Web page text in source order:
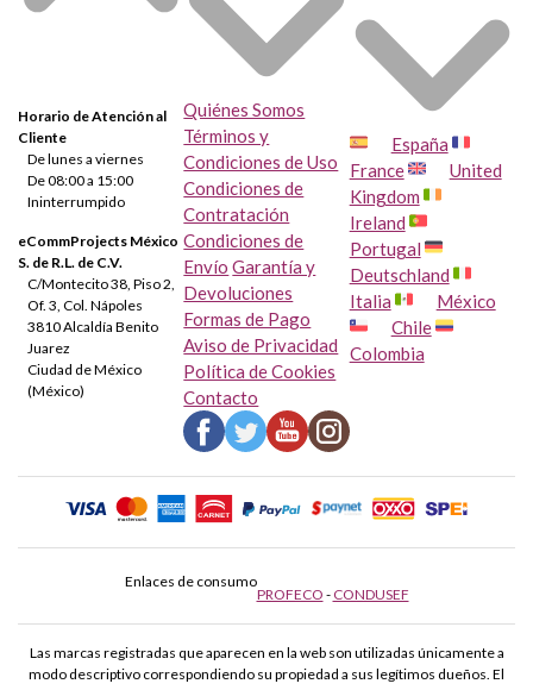
Horario de Atención al
Cliente
De lunes a viernes
De 08:00 a 15:00
Ininterrumpido
eCommProjects México
S. de R.L. de C.V.
C/Montecito 38, Piso 2,
Of. 3, Col. Nápoles
3810 Alcaldía Benito
Juarez
Ciudad de México
(México)
Quiénes Somos
Términos y
Condiciones de Uso
Condiciones de
Contratación
Condiciones de
Envío Garantía y
Devoluciones
Formas de Pago
Aviso de Privacidad
Política de Cookies
Contacto
España
France
United
Kingdom
Ireland
Portugal
Deutschland
Italia
México
Chile
Colombia
Enlaces de consumo
PROFECO - CONDUSEF
Las marcas registradas que aparecen en la web son utilizadas únicamente a
modo descriptivo correspondiendo su propiedad a sus legítimos dueños. El